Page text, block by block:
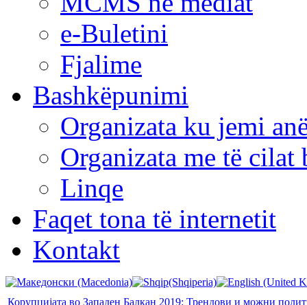
e-Buletini
Fjalime
Bashkëpunimi
Organizata ku jemi
Organizata me të cilat
Linqe
Faqet tona të internetit
Kontakt
Корупцијата во Западен Балкан 2019: Трендови и можни